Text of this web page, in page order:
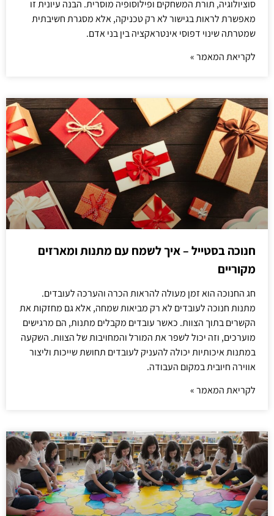
סוציולוגיה, תורת המשחקים ופילוסופיה מוסרית. הבנה עיונית זו
מאפשרת לראות בגישור לא רק טכניקה, אלא מסגרת חשיבתית
שמטרתה שינוי דפוסי אינטראקציה בין בני אדם.
לקריאת המאמר »
חנוכה בסטייל – איך לשמח עם מתנות ומארזים
מקוריים
חג החנוכה הוא זמן מעולה להראות הכרה והערכה לעובדים.
מתנות חנוכה לעובדים לא רק מביאות שמחה, אלא גם מחזקות את
הקשרים בתוך הצוות. כאשר עובדים מקבלים מתנות, הם מרגישים
מוערכים, וזה יכול לשפר את המורל והמחויבות של הצוות. השקעה
במתנות איכותיות יכולה להעניק לעובדים תחושת שייכות וליצור
אווירה חיובית במקום העבודה.
לקריאת המאמר »